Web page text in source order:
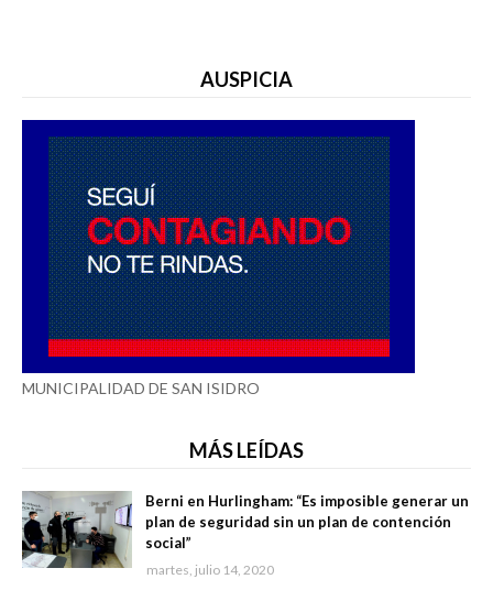
AUSPICIA
MUNICIPALIDAD DE SAN ISIDRO
MÁS LEÍDAS
Berni en Hurlingham: “Es imposible generar un
plan de seguridad sin un plan de contención
social”
martes, julio 14, 2020